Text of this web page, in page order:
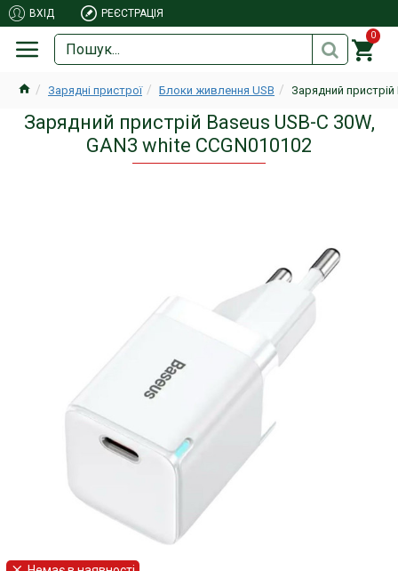
ВХІД РЕЄСТРАЦІЯ
0
Зарядні пристрої Блоки живлення USB Зарядний пристрій
Зарядний пристрій Baseus USB-C 30W,
GAN3 white CCGN010102